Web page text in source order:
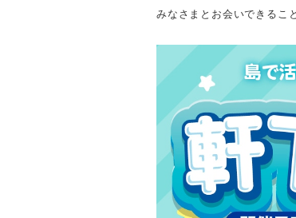
みなさまとお会いできるこ